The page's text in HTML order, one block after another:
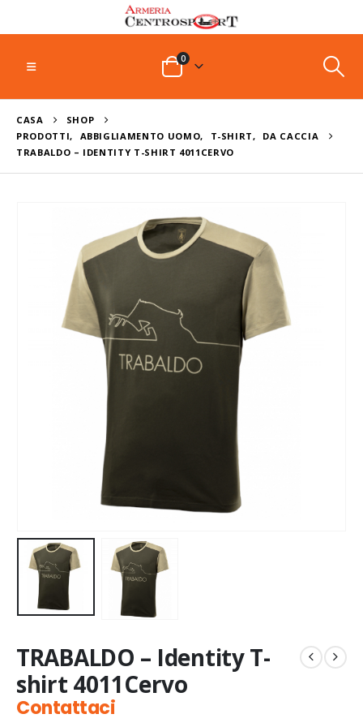
0
CASA
SHOP
PRODOTTI, ABBIGLIAMENTO UOMO, T-SHIRT,
DA CACCIA
TRABALDO – IDENTITY T-SHIRT 4011CERVO
TRABALDO – Identity T-
shirt 4011Cervo
Contattaci